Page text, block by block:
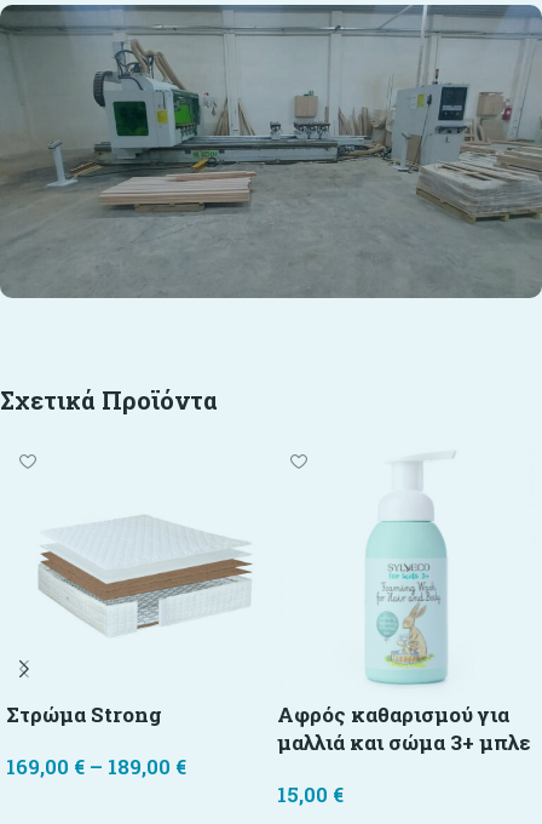
Σχετικά Προϊόντα
Στρώμα Strong
169,00 € – 189,00 €
Αφρός καθαρισμού για
μαλλιά και σώμα 3+ μπλε
15,00 €